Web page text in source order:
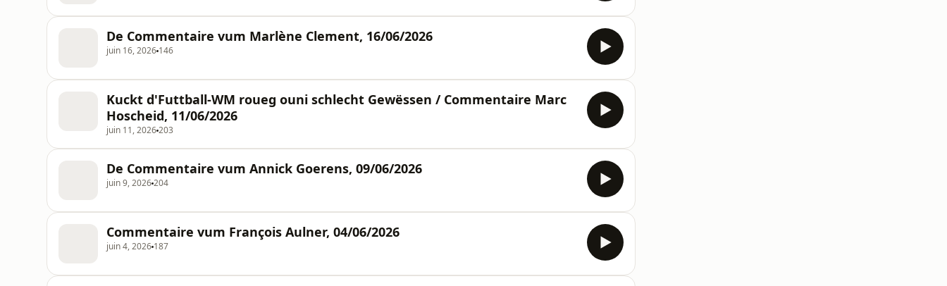
De Commentaire vum Marlène Clement, 16/06/2026
juin 16, 2026 146
Kuckt d'Futtball-WM roueg ouni schlecht Gewëssen / Commentaire Marc
Hoscheid, 11/06/2026
juin 11, 2026203
De Commentaire vum Annick Goerens, 09/06/2026
juin 9, 2026204
Commentaire vum François Aulner, 04/06/2026
juin 4, 2026 187